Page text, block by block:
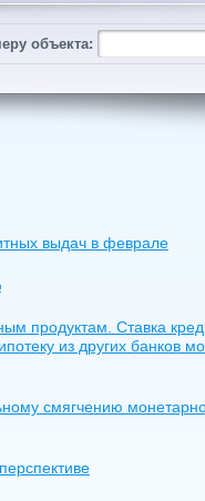
объекта:
выдач в феврале
продуктам. Ставка
из других банков
смягчению